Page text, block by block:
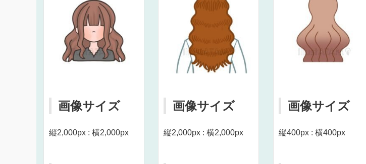
画像サイズ
縦2,000px : 横2,000px
画像サイズ
縦2,000px : 横2,000px
画像サイズ
縦400px : 横400px